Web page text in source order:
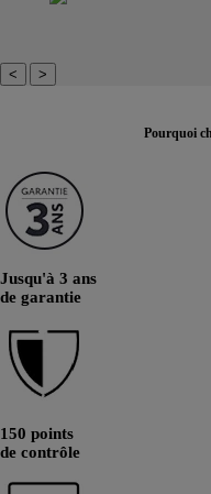
< >
Pourquoi
Jusqu'à 3 ans
de garantie
150 points
de contrôle